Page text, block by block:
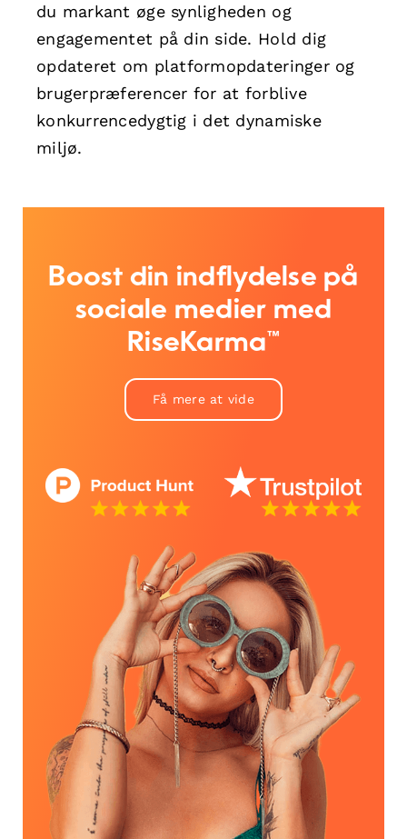
du markant øge synligheden og
engagementet på din side. Hold dig
opdateret om platformopdateringer og
brugerpræferencer for at forblive
konkurrencedygtig i det dynamiske
miljø.
Boost din indflydelse på
sociale medier med
RiseKarma™
Få mere at vide